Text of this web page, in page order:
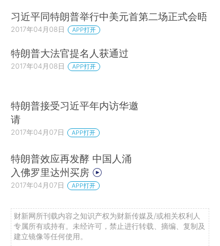
习近平同特朗普举行中美元首第二场正式会晤
2017年04月08日 APP打开
特朗普大法官提名人获通过
2017年04月08日 APP打开
特朗普接受习近平年内访华邀
请
2017年04月07日 APP打开
特朗普效应再发酵 中国人涌
入佛罗里达州买房
2017年04月07日 APP打开
财新网所刊载内容之知识产权为财新传媒及/或相关权利人
专属所有或持有。未经许可，禁止进行转载、摘编、复制及
建立镜像等任何使用。